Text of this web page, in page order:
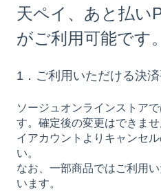
天ペイ、あと払い
がご利用可能です。
1．ご利用いただける決
ソージュオンラインストア
す。確定後の変更はできま
イアカウントよりキャンセ
い。
なお、一部商品ではご利用
います。